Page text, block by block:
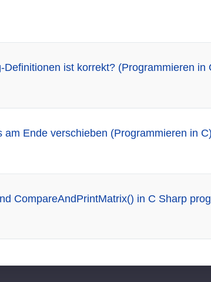
ist korrekt? (Programmieren in
am Ende verschieben (Programmieren in C)
CompareAndPrintMatrix() in C Sharp